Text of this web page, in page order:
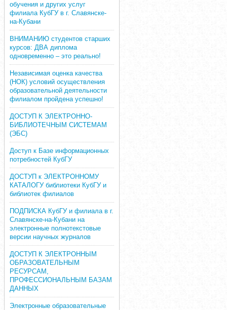
обучения и других услуг
филиала КубГУ в г. Славянске-
на-Кубани
ВНИМАНИЮ студентов старших
курсов: ДВА диплома
одновременно – это реально!
Независимая оценка качества
(НОК) условий осуществления
образовательной деятельности
филиалом пройдена успешно!
ДОСТУП К ЭЛЕКТРОННО-
БИБЛИОТЕЧНЫМ СИСТЕМАМ
(ЭБС)
Доступ к Базе информационных
потребностей КубГУ
ДОСТУП к ЭЛЕКТРОННОМУ
КАТАЛОГУ библиотеки КубГУ и
библиотек филиалов
ПОДПИСКА КубГУ и филиала в г.
Славянске-на-Кубани на
электронные полнотекстовые
версии научных журналов
ДОСТУП К ЭЛЕКТРОННЫМ
ОБРАЗОВАТЕЛЬНЫМ
РЕСУРСАМ,
ПРОФЕССИОНАЛЬНЫМ БАЗАМ
ДАННЫХ
Электронные образовательные